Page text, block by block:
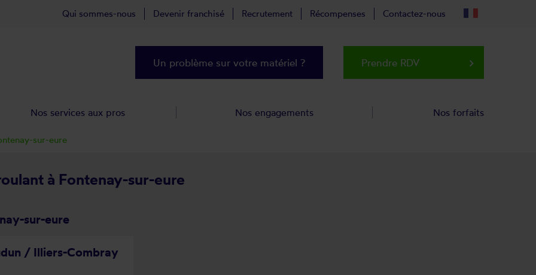
à Fontenay-sur-eure
sur-eure
/ Illiers-Combray
sur-eure
Qui sommes-nous Devenir franchisé Recrutement Récompenses Contactez-nous
Un problème sur votre matériel ? Prendre RDV keyboard_arrow_right
Nos services aux pros Nos engagements Nos forfaits